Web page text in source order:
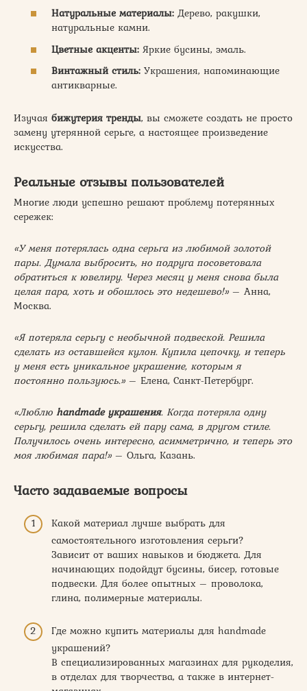
Натуральные материалы: Дерево, ракушки,
натуральные камни.
Цветные акценты: Яркие бусины, эмаль.
Винтажный стиль: Украшения, напоминающие
антикварные.
Изучая бижутерия тренды, вы сможете создать не просто
замену утерянной серьге, а настоящее произведение
искусства.
Реальные отзывы пользователей
Многие люди успешно решают проблему потерянных
сережек:
«У меня потерялась одна серьга из любимой золотой
пары. Думала выбросить, но подруга посоветовала
обратиться к ювелиру. Через месяц у меня снова была
целая пара, хоть и обошлось это недешево!» – Анна,
Москва.
«Я потеряла серьгу с необычной подвеской. Решила
сделать из оставшейся кулон. Купила цепочку, и теперь
у меня есть уникальное украшение, которым я
постоянно пользуюсь.» – Елена, Санкт-Петербург.
«Люблю handmade украшения. Когда потеряла одну
серьгу, решила сделать ей пару сама, в другом стиле.
Получилось очень интересно, асимметрично, и теперь это
моя любимая пара!» – Ольга, Казань.
Часто задаваемые вопросы
Какой материал лучше выбрать для
самостоятельного изготовления серьги?
Зависит от ваших навыков и бюджета. Для
начинающих подойдут бусины, бисер, готовые
подвески. Для более опытных – проволока,
глина, полимерные материалы.
Где можно купить материалы для handmade
украшений?
В специализированных магазинах для рукоделия,
в отделах для творчества, а также в интернет-